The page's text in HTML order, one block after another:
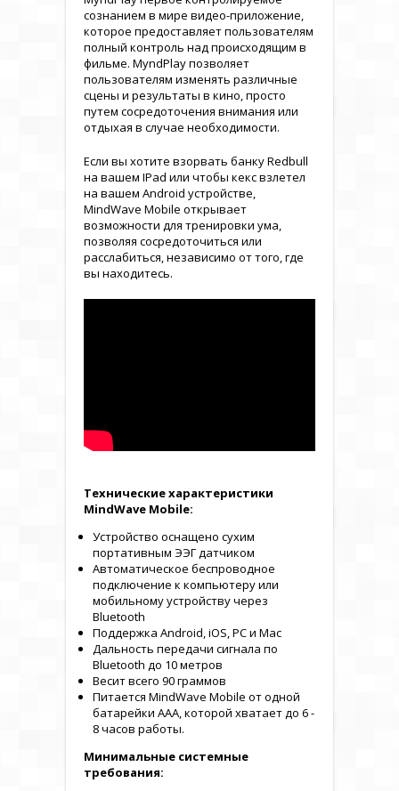
сознанием в мире видео-приложение,
которое предоставляет пользователям
полный контроль над происходящим в
фильме. MyndPlay позволяет
пользователям изменять различные
сцены и результаты в кино, просто
путем сосредоточения внимания или
отдыхая в случае необходимости.
Если вы хотите взорвать банку Redbull
на вашем IPad или чтобы кекс взлетел
на вашем Android устройстве,
MindWave Mobile открывает
возможности для тренировки ума,
позволяя сосредоточиться или
расслабиться, независимо от того, где
вы находитесь.
Технические характеристики
MindWave Mobile:
Устройство оснащено сухим
портативным ЭЭГ датчиком
Автоматическое беспроводное
подключение к компьютеру или
мобильному устройству через
Bluetooth
Поддержка Android, iOS, PC и Mac
Дальность передачи сигнала по
Bluetooth до 10 метров
Весит всего 90 граммов
Питается MindWave Mobile от одной
батарейки AAA, которой хватает до 6 -
8 часов работы.
Минимальные системные
требования: